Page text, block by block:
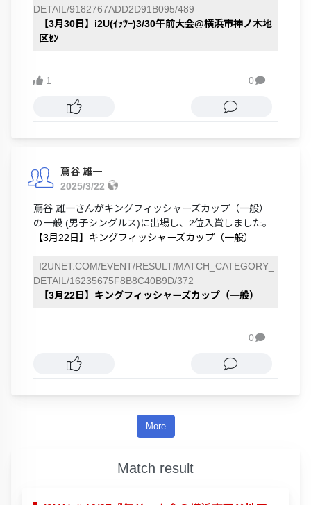
DETAIL/9182767ADD2D91B095/489
【3月30日】i2U(ｲｯﾂｰ)3/30午前大会@横浜市神ノ木地
区ｾﾝ
1 0
蔦谷 雄一
2025/3/22
蔦谷 雄一さんがキングフィッシャーズカップ（一般）
の一般 (男子シングルス)に出場し、2位入賞しました。
【3月22日】キングフィッシャーズカップ（一般）
I2UNET.COM/EVENT/RESULT/MATCH_CATEGORY_
DETAIL/16235675F8B8C40B9D/372
【3月22日】キングフィッシャーズカップ（一般）
0
More
Match result